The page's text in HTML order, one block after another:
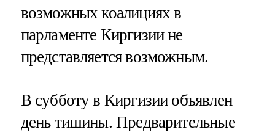
возможных коалициях в
парламенте Киргизии не
представляется возможным.
В субботу в Киргизии объявлен
день тишины. Предварительные